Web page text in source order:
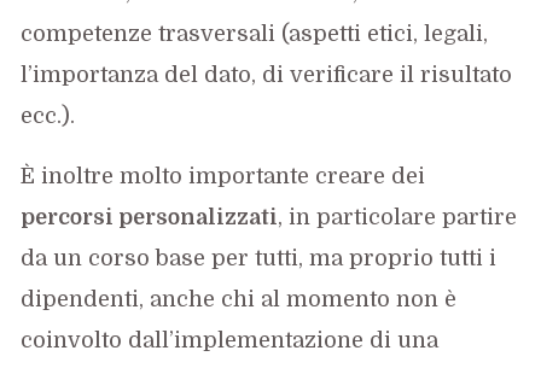
competenze trasversali (aspetti etici, legali,
l’importanza del dato, di verificare il risultato
ecc.).
È inoltre molto importante creare dei
percorsi personalizzati, in particolare partire
da un corso base per tutti, ma proprio tutti i
dipendenti, anche chi al momento non è
coinvolto dall’implementazione di una